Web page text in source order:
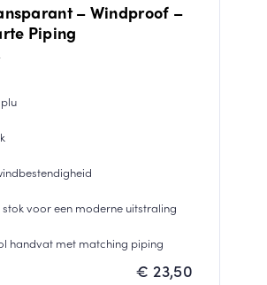
– Windproof –
Piping
€ 23,50
voor een moderne uitstraling
handvat met matching piping